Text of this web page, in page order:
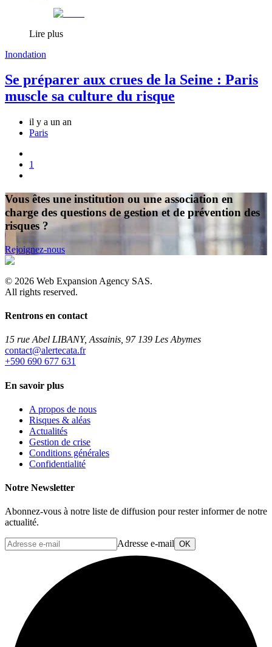
Lire plus
Inondation
Se préparer aux crues de la Seine : Paris
muscle sa culture du risque
il y a un an
Paris
1
Vous êtes une institution ou une association en
charge des questions de gestion et de prévention des
risques ?
Rejoignez-nous
© 2026 Web Expansion Agency SAS.
All rights reserved.
Rentrons en contact
15 rue Abel LIBANY, Assainis, 97 139 Les Abymes
rf.atacetrela@tcatnoc
+590 690 677 631
En savoir plus
A propos de nous
Risques & aléas
Actualités
Gestion de crise
Conditions générales
Confidentialité
Notre Newsletter
Abonnez-vous à notre liste de diffusion pour rester informer de notre
actualité.
Adresse e-mail